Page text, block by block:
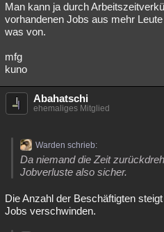
Man kann ja durch
vorhandenen Jobs aus mehr
was von.
mfg
kuno
Abahatschi
ehemaliges Mitglied
Warden schrieb:
Da niemand die Zeit
Jobverluste also sicher.
Die Anzahl der Beschäftigten
Jobs verschwinden.